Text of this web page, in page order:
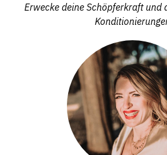
Erwecke deine Schöpferkraft und